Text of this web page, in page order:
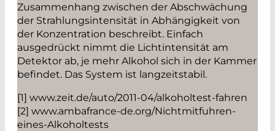
Zusammenhang zwischen der Abschwächung
der Strahlungsintensität in Abhängigkeit von
der Konzentration beschreibt. Einfach
ausgedrückt nimmt die Lichtintensität am
Detektor ab, je mehr Alkohol sich in der Kammer
befindet. Das System ist langzeitstabil.
[1] www.zeit.de/auto/2011-04/alkoholtest-fahren
[2] www.ambafrance-de.org/Nichtmitfuhren-
eines-Alkoholtests